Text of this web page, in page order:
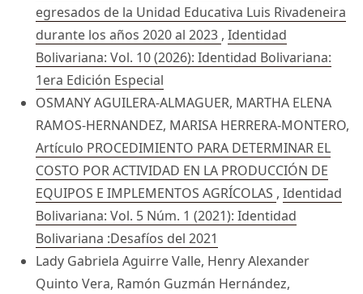
egresados de la Unidad Educativa Luis Rivadeneira
durante los años 2020 al 2023 , Identidad
Bolivariana: Vol. 10 (2026): Identidad Bolivariana:
1era Edición Especial
OSMANY AGUILERA-ALMAGUER, MARTHA ELENA
RAMOS-HERNANDEZ, MARISA HERRERA-MONTERO,
Artículo PROCEDIMIENTO PARA DETERMINAR EL
COSTO POR ACTIVIDAD EN LA PRODUCCIÓN DE
EQUIPOS E IMPLEMENTOS AGRÍCOLAS , Identidad
Bolivariana: Vol. 5 Núm. 1 (2021): Identidad
Bolivariana :Desafíos del 2021
Lady Gabriela Aguirre Valle, Henry Alexander
Quinto Vera, Ramón Guzmán Hernández,